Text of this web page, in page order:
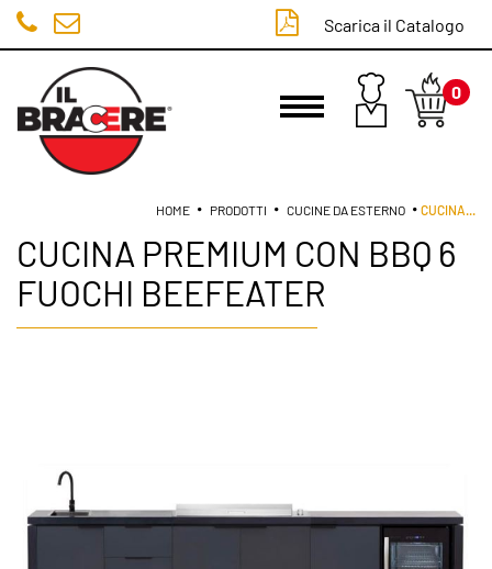
Scarica il Catalogo
0
LOGIN
HOME PRODOTTI CUCINE DA ESTERNO CUCINA...
CUCINA PREMIUM CON BBQ 6
FUOCHI BEEFEATER